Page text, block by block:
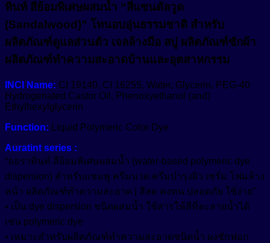
แซนดัลวูด
(Sandalwood)”
โทน
อบอุ่น
สำหรับ
ผลิตภัณฑ์
ดูแล
ส่วน
ตัว
เจ
ล
ล้าง
มือ
สบู่
ผลิตภัณฑ์
ทินท์ สีย้อมพิเศษผสมน้ำ “สีแซนดัลวูด
(Sandalwood)” โทนอบอุ่นธรรมชาติ สำหรับ
ผลิตภัณฑ์ดูแลส่วนตัว เจลล้างมือ สบู่ ผลิตภัณฑ์ซักผ้า
ผลิตภัณฑ์ทำความสะอาดบ้านและอุตสาหกรรม
INCI Name: CI 19140, CI 16255, Water, Glycerin, PEG-40
Hydrogenated Castor Oil, Phenoxyethanol (and)
Ethylhexylglycerin
Function:
Liquid Polymeric Color Dye
Auratint series :
“ออราทินท์ สีย้อมพิเศษผสมน้ำ (water-based polymeric dye
dispersion) สำหรับแชมพู ครีมนวด ครีมบำรุงผิว เซรั่ม โฟมล้าง
หน้า ผลิตภัณฑ์ทำความสะอาด | สีสด คงทน ปลอดภัย ใช้ง่าย”
• เป็น dye dispersion ชนิดผสมน้ำ ใช้สารให้สีที่ละลายน้ำได้
เช่น polymeric dye
• เหมาะสำหรับผลิตภัณฑ์ทำความสะอาดชนิดน้ำ ผงซักฟอก